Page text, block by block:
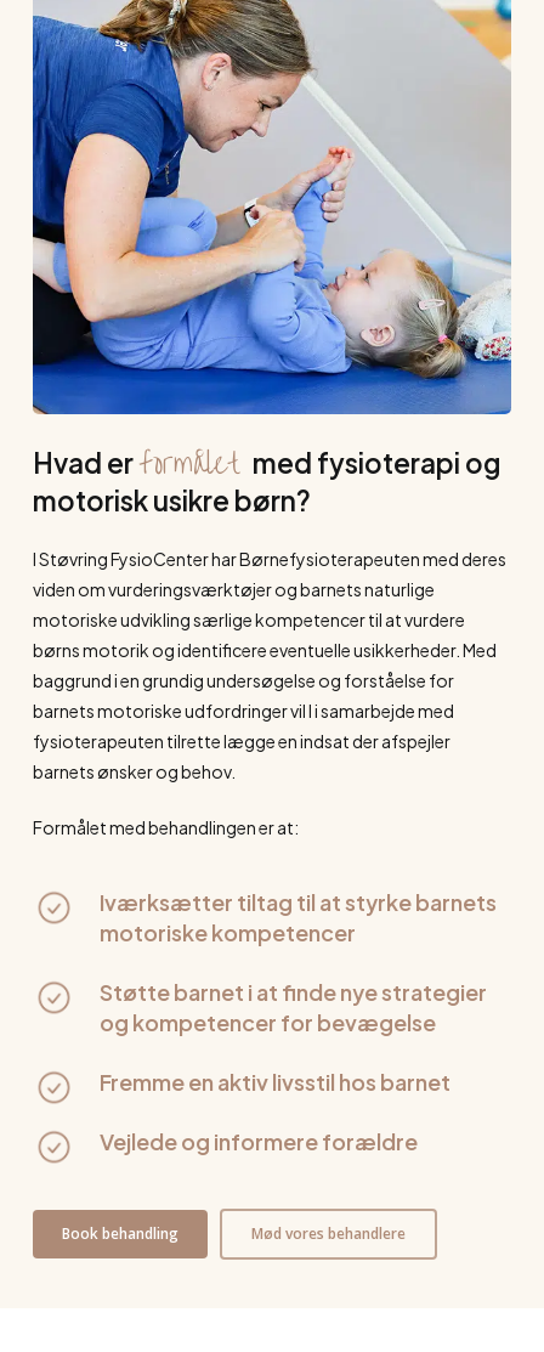
Hvad erformålet med fysioterapi og
motorisk usikre børn?
I Støvring FysioCenter har Børnefysioterapeuten med deres
viden om vurderingsværktøjer og barnets naturlige
motoriske udvikling særlige kompetencer til at vurdere
børns motorik og identificere eventuelle usikkerheder. Med
baggrund i en grundig undersøgelse og forståelse for
barnets motoriske udfordringer vil I i samarbejde med
fysioterapeuten tilrette lægge en indsat der afspejler
barnets ønsker og behov.
Formålet med behandlingen er at:
Iværksætter tiltag til at styrke barnets
motoriske kompetencer
Støtte barnet i at finde nye strategier
og kompetencer for bevægelse
Fremme en aktiv livsstil hos barnet
Vejlede og informere forældre
Book behandling Mød vores behandlere